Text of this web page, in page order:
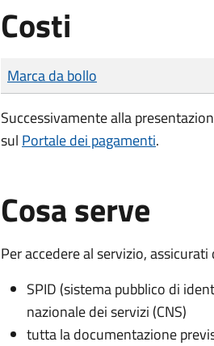
Costi
Tipo di pagamento
Importo
Marca da bollo
Successivamente alla
sul Portale dei pagamenti.
Cosa serve
Per accedere al servizio, assicurati
SPID (sistema pubblico di
nazionale dei servizi (CNS)
tutta la documentazione